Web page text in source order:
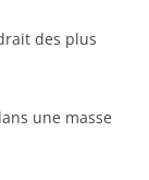
des plus
une masse